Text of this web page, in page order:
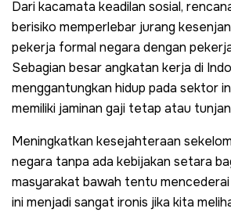
Dari kacamata keadilan sosial,
berisiko memperlebar jurang
pekerja formal negara dengan
Sebagian besar angkatan kerja di
menggantungkan hidup pada sektor
memiliki jaminan gaji tetap atau
Meningkatkan kesejahteraan
negara tanpa ada kebijakan setara
masyarakat bawah tentu mencederai
ini menjadi sangat ironis jika kita